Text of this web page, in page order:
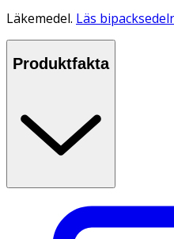
Läkemedel. Läs
Produktfakta